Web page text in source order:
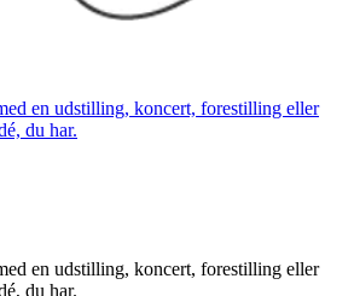
en udstilling, koncert, forestilling eller
du har.
en udstilling, koncert, forestilling eller
du har.